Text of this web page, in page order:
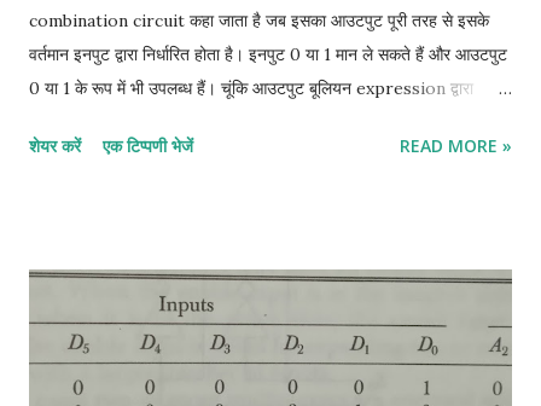
combination circuit कहा जाता है जब इसका आउटपुट पूरी तरह से इसके
वर्तमान इनपुट द्वारा निर्धारित होता है। इनपुट 0 या 1 मान ले सकते हैं और आउटपुट
0 या 1 के रूप में भी उपलब्ध हैं। चूंकि आउटपुट बूलियन expression द्वारा
circuit से जुड़ी होती है। इसके विपरीत, truth table से एक संयोजन सर्किट के
combinations और semi-additive के उनके संबंधित आउटपुट दिखाती है।
X और Y इनपुट को दर्शाते हैं और C और S CARRY और SUM को दर्शाते हैं।
More details click her Full- Adder in hindi:- Full- Adder तीन
बाइनरी बिट्स को जोड़ने के लिए एक लॉजिक सर्किट है। इसके आउटपुट SUM
शेयर करें एक टिप्पणी भेजें READ MORE »